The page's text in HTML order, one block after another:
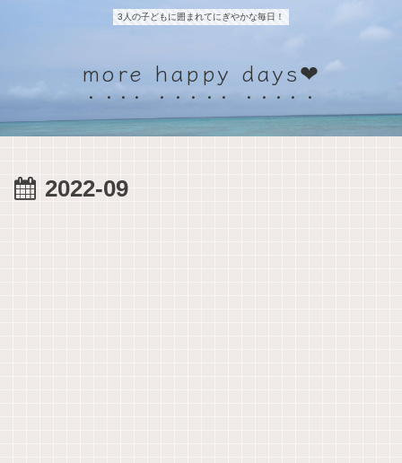
3人の子どもに囲まれてにぎやかな毎日！
more happy days❤
2022-09